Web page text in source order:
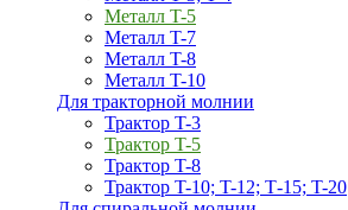
Металл T-5
Металл T-7
Металл T-8
Металл T-10
Для тракторной молнии
Трактор T-3
Трактор T-5
Трактор T-8
Трактор T-10; T-12; Т-15; T-20